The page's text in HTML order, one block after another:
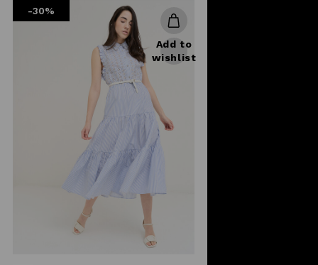
-30%
Add to
wishlist